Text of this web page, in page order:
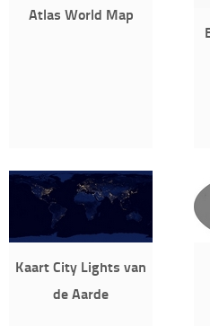
Atlas World Map
Kaart City Lights van
de Aarde